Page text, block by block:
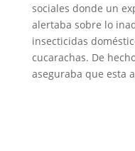
sociales donde un
alertaba sobre lo
insecticidas
cucarachas. De
aseguraba que esta